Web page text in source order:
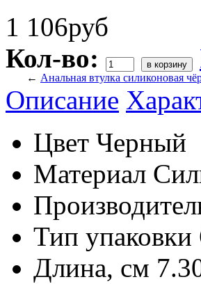
1 106руб
Кол-во:
← Анальная втулка силиконовая
Описание
Цвет Черный
Материал
Тип упаковки
Длина, см